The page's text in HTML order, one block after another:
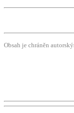
Obsah je chráněn